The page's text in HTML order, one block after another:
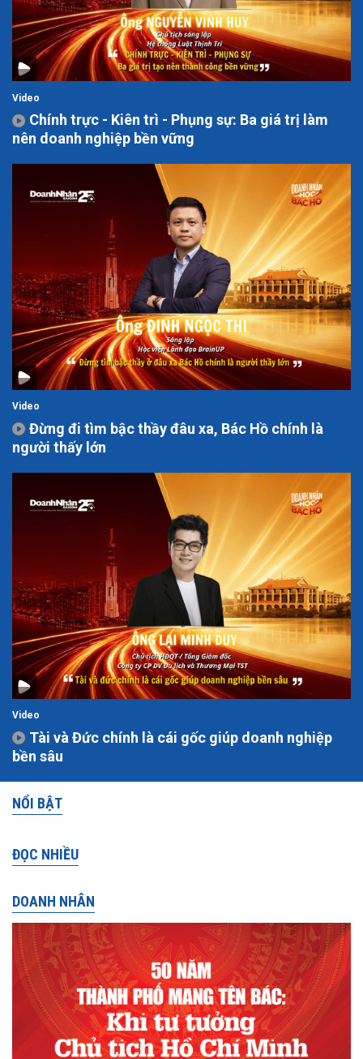
Video
Chính trực - Kiên trì - Phụng sự: Ba giá trị làm
nên doanh nghiệp bền vững
Video
Đừng đi tìm bậc thầy đâu xa, Bác Hồ chính là
người thấy lớn
Video
Tài và Đức chính là cái gốc giúp doanh nghiệp
bền sâu
NỔI BẬT
ĐỌC NHIỀU
DOANH NHÂN